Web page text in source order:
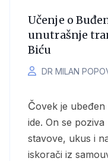
Učenje o
unutrašnje
Biću
DR MILAN
Čovek je ubeđen da zna ko je, šta hoće i kuda
ide. On se
stavove, ukus i
iskorači iz